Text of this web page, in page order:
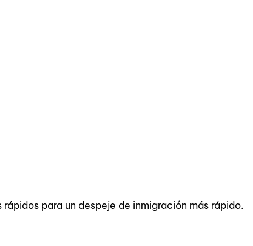
para un despeje de inmigración más rápido.